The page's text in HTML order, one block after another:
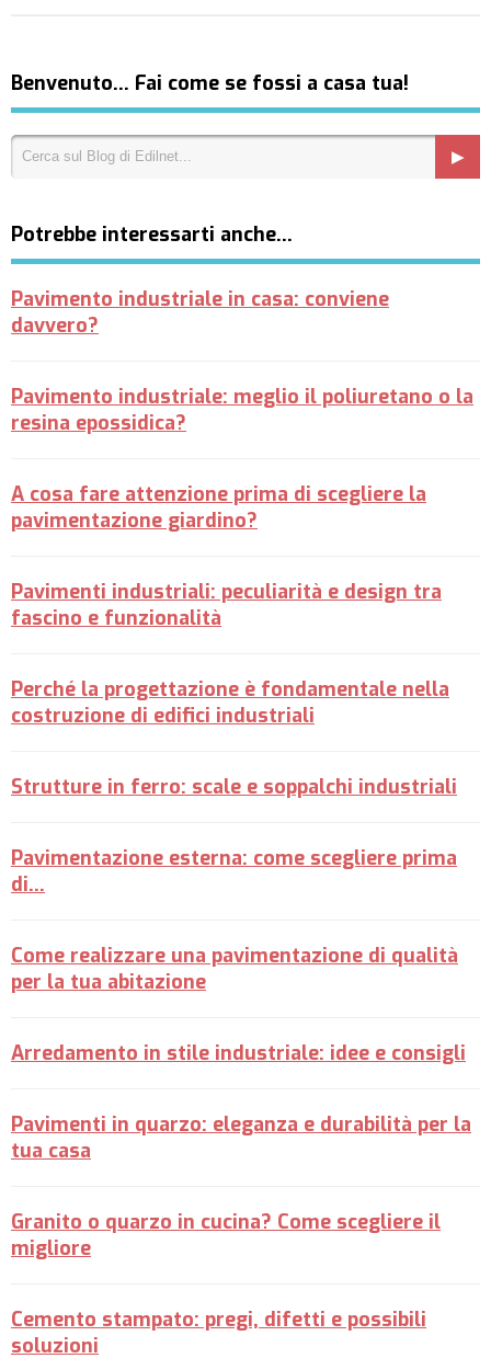
Benvenuto… Fai come se fossi a casa tua!
Potrebbe interessarti anche…
Pavimento industriale in casa: conviene
davvero?
Pavimento industriale: meglio il poliuretano o la
resina epossidica?
A cosa fare attenzione prima di scegliere la
pavimentazione giardino?
Pavimenti industriali: peculiarità e design tra
fascino e funzionalità
Perché la progettazione è fondamentale nella
costruzione di edifici industriali
Strutture in ferro: scale e soppalchi industriali
Pavimentazione esterna: come scegliere prima
di...
Come realizzare una pavimentazione di qualità
per la tua abitazione
Arredamento in stile industriale: idee e consigli
Pavimenti in quarzo: eleganza e durabilità per la
tua casa
Granito o quarzo in cucina? Come scegliere il
migliore
Cemento stampato: pregi, difetti e possibili
soluzioni